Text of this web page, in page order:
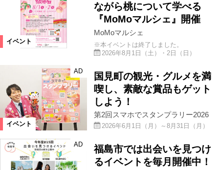
イベント
ながら桃について学べる
『MoMoマルシェ』開催
MoMoマルシェ
※本イベントは終了しました。
2026年8月1日（土）・2日（日）
イベント
AD
国見町の観光・グルメを満
喫し、素敵な賞品もゲット
しよう！
第2回スマホでスタンプラリー2026
2026年6月1日（月）～8月31日（月）
AD
福島市では出会いを見つけ
るイベントを毎月開催中！